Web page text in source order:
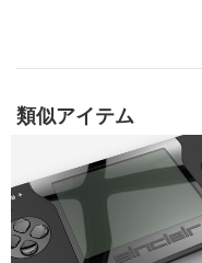
類似アイテム